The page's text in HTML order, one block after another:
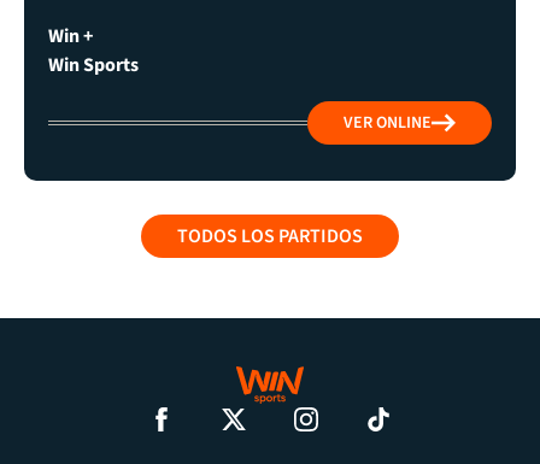
Win +
Win Sports
VER ONLINE
TODOS LOS PARTIDOS